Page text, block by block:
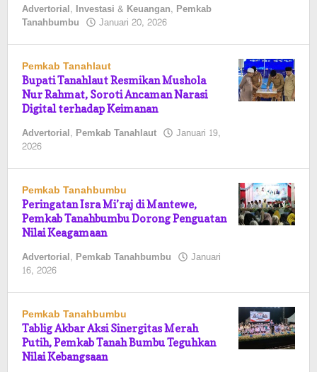
Advertorial, Investasi & Keuangan, Pemkab
Tanahbumbu Januari 20, 2026
Pemkab Tanahlaut
Bupati Tanahlaut Resmikan Mushola
Nur Rahmat, Soroti Ancaman Narasi
Digital terhadap Keimanan
Advertorial, Pemkab Tanahlaut Januari 19,
2026
Pemkab Tanahbumbu
Peringatan Isra Mi’raj di Mantewe,
Pemkab Tanahbumbu Dorong Penguatan
Nilai Keagamaan
Advertorial, Pemkab Tanahbumbu Januari
16, 2026
Pemkab Tanahbumbu
Tablig Akbar Aksi Sinergitas Merah
Putih, Pemkab Tanah Bumbu Teguhkan
Nilai Kebangsaan